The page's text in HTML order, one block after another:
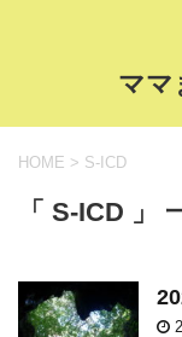
ママ
HOME > S-ICD
「 S-ICD 」